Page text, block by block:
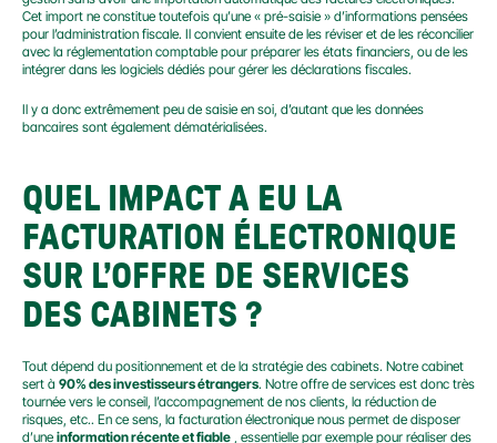
Cet import ne constitue toutefois qu’une « pré-saisie » d’informations pensées
pour l’administration fiscale. Il convient ensuite de les réviser et de les réconcilier
avec la réglementation comptable pour préparer les états financiers, ou de les
intégrer dans les logiciels dédiés pour gérer les déclarations fiscales.
Il y a donc extrêmement peu de saisie en soi, d’autant que les données
bancaires sont également dématérialisées.
QUEL IMPACT A EU LA
FACTURATION ÉLECTRONIQUE
SUR L’OFFRE DE SERVICES
DES CABINETS ?
Tout dépend du positionnement et de la stratégie des cabinets. Notre cabinet
sert à 90% des investisseurs étrangers. Notre offre de services est donc très
tournée vers le conseil, l’accompagnement de nos clients, la réduction de
risques, etc.. En ce sens, la facturation électronique nous permet de disposer
d’une information récente et fiable , essentielle par exemple pour réaliser des